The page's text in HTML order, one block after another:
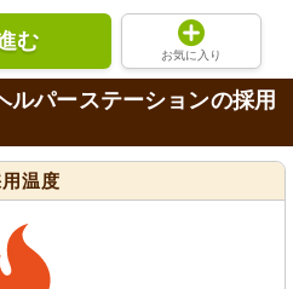
む
お気に入り
ルパーステーションの採用
温度